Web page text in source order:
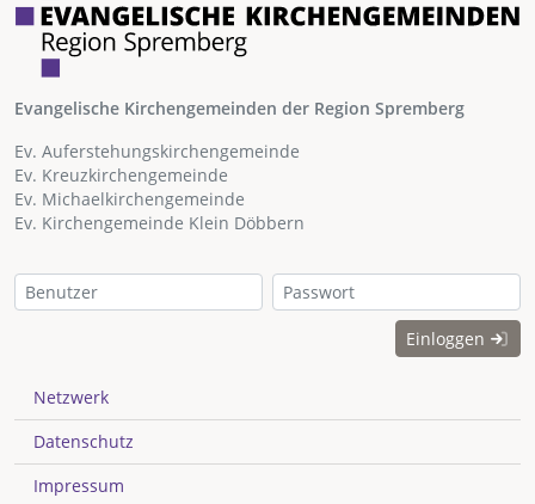
Evangelische Kirchengemeinden der Region Spremberg
Ev. Auferstehungskirchengemeinde
Ev. Kreuzkirchengemeinde
Ev. Michaelkirchengemeinde
Ev. Kirchengemeinde Klein Döbbern
Einloggen
Netzwerk
Datenschutz
Impressum